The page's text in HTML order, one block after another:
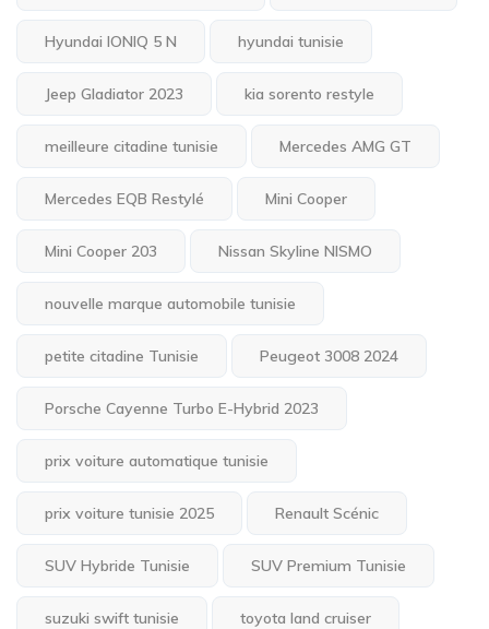
Hyundai IONIQ 5 N hyundai tunisie
Jeep Gladiator 2023 kia sorento restyle
meilleure citadine tunisie Mercedes AMG GT
Mercedes EQB Restylé Mini Cooper
Mini Cooper 203 Nissan Skyline NISMO
nouvelle marque automobile tunisie
petite citadine Tunisie Peugeot 3008 2024
Porsche Cayenne Turbo E-Hybrid 2023
prix voiture automatique tunisie
prix voiture tunisie 2025 Renault Scénic
SUV Hybride Tunisie SUV Premium Tunisie
suzuki swift tunisie toyota land cruiser